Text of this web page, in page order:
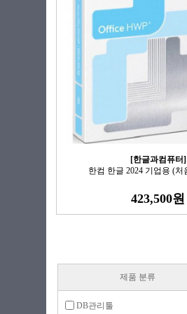
[한글과컴퓨터]
한컴 한글 2024 기업용 (처
423,500원
제품 분류
DB관리툴